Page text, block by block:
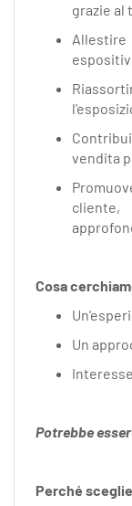
grazie al
vendita
cliente,
Cosa
Un
Potrebbe
Perché